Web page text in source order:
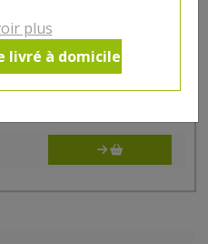
plus
livré à domicile3.56€/pc
pc +